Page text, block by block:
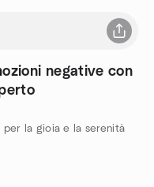
negative con
la gioia e la serenità